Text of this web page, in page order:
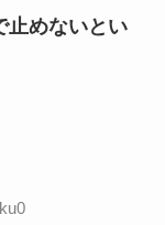
止めないとい